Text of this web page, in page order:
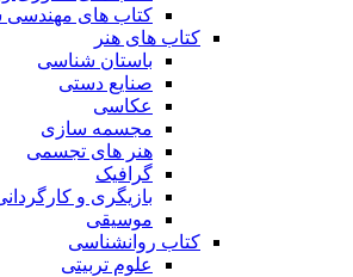
کتاب های مهندسی
کتاب های هنر
باستان شناسی
صنایع دستی
عکاسی
مجسمه سازی
هنر های تجسمی
گرافیک
بازیگری و
موسیقی
کتاب روانشناسی
علوم تربیتی